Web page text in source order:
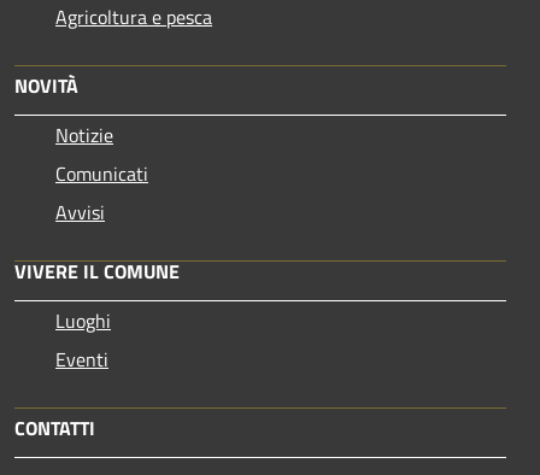
Agricoltura e pesca
NOVITÀ
Notizie
Comunicati
Avvisi
VIVERE IL COMUNE
Luoghi
Eventi
CONTATTI